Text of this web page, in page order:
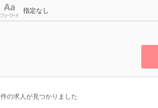
指定なし
件の求人が見つかりました